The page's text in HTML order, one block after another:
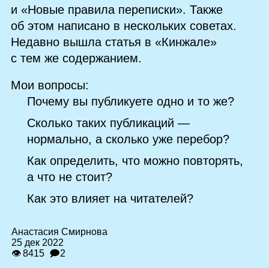
и «Новые правила переписки». Также
об этом написано в нескольких советах.
Недавно вышла статья в «Кинжале»
с тем же содержанием.
Мои вопросы:
Почему вы публикуете одно и то же?
Сколько таких публикаций —
нормально, а сколько уже перебор?
Как определить, что можно повторять,
а что не стоит?
Как это влияет на читателей?
Анастасия Смирнова
25 дек 2022
👁 8415 🗩2